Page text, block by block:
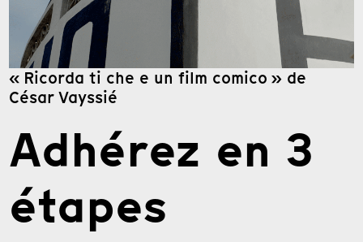
« Ricorda ti che e un film comico » de
César Vayssié
Adhérez en 3
étapes